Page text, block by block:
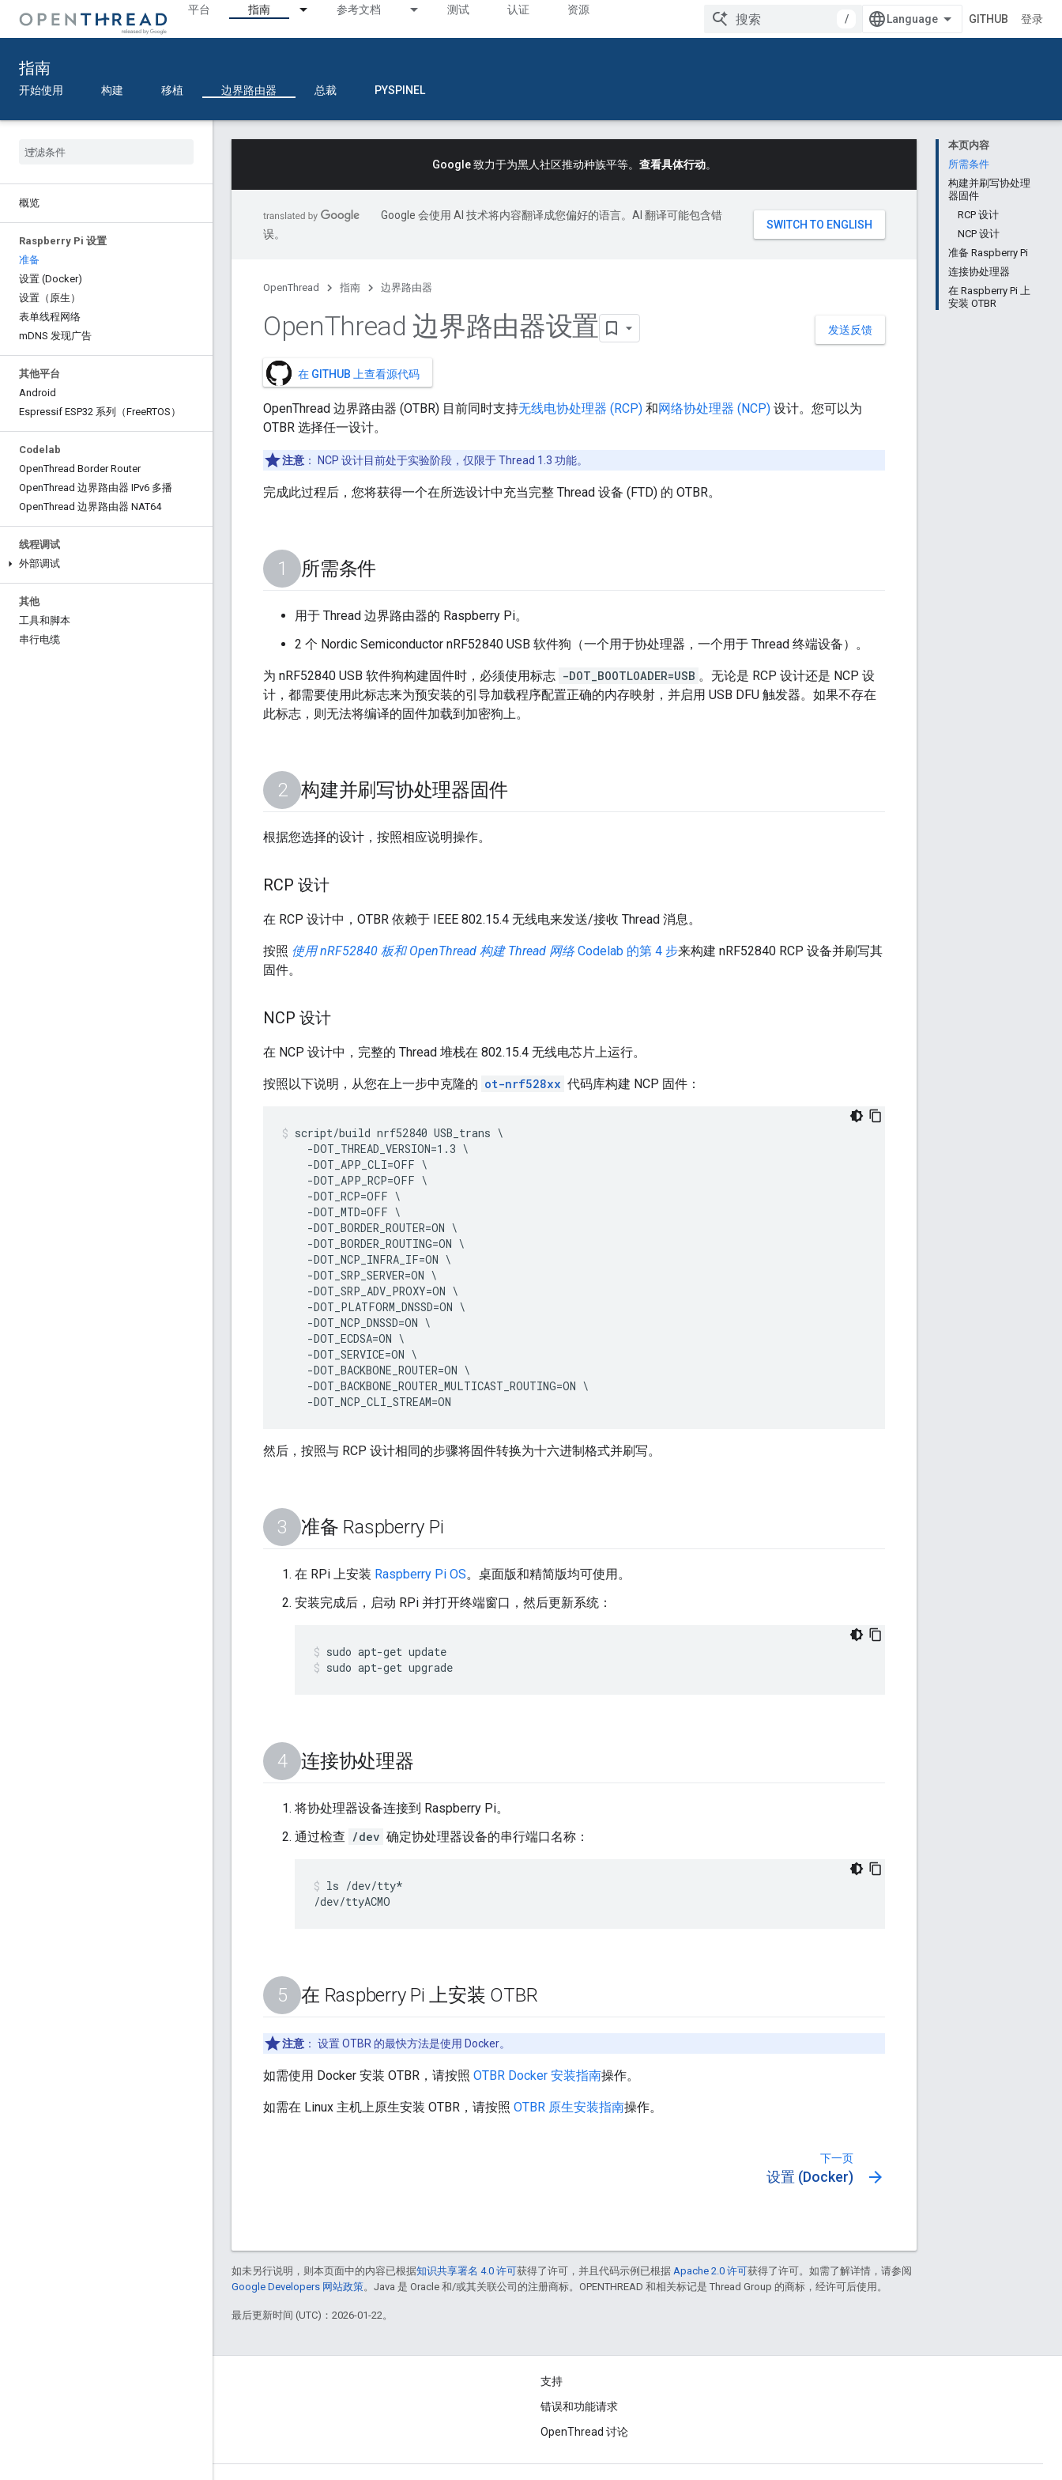
平台 指南 参考文档 测试 认证 资源
/ GITHUB 登录
指南
开始使用 构建 移植 边界路由器 总裁 PYSPINEL
概览
Raspberry Pi 设置
准备
设置 (Docker)
设置（原生）
表单线程网络
mDNS 发现广告
其他平台
Android
Espressif ESP32 系列（FreeRTOS）
Codelab
OpenThread Border Router
OpenThread 边界路由器 IPv6 多播
OpenThread 边界路由器 NAT64
线程调试
外部调试
其他
工具和脚本
串行电缆
本页内容
所需条件
构建并刷写协处理
器固件
RCP 设计
NCP 设计
准备 Raspberry Pi
连接协处理器
在 Raspberry Pi 上
安装 OTBR
Google 致力于为黑人社区推动种族平等。 查看具体行动。
Google 会使用 AI 技术将内容翻译成您偏好的语言。AI 翻译可能包含错
误。
OpenThread 指南 边界路由器
发送反馈
OpenThread 边界路由器设置
在 GITHUB 上查看源代码
OpenThread 边界路由器 (OTBR) 目前同时支持无线电协处理器 (RCP) 和网络协处理器 (NCP) 设计。您可以为
OTBR 选择任一设计。
注意 ： NCP 设计目前处于实验阶段，仅限于 Thread 1.3 功能。
完成此过程后，您将获得一个在所选设计中充当完整 Thread 设备 (FTD) 的 OTBR。
所需条件
用于 Thread 边界路由器的 Raspberry Pi。
2 个 Nordic Semiconductor nRF52840 USB 软件狗（一个用于协处理器，一个用于 Thread 终端设备）。
为 nRF52840 USB 软件狗构建固件时，必须使用标志 -DOT_BOOTLOADER=USB 。无论是 RCP 设计还是 NCP 设
计，都需要使用此标志来为预安装的引导加载程序配置正确的内存映射，并启用 USB DFU 触发器。如果不存在
此标志，则无法将编译的固件加载到加密狗上。
构建并刷写协处理器固件
根据您选择的设计，按照相应说明操作。
RCP 设计
在 RCP 设计中，OTBR 依赖于 IEEE 802.15.4 无线电来发送/接收 Thread 消息。
按照 使用 nRF52840 板和 OpenThread 构建 Thread 网络Codelab 的第 4 步来构建 nRF52840 RCP 设备并刷写其
固件。
NCP 设计
在 NCP 设计中，完整的 Thread 堆栈在 802.15.4 无线电芯片上运行。
按照以下说明，从您在上一步中克隆的 ot-nrf528xx 代码库构建 NCP 固件：
script/build nrf52840 USB_trans \
    -DOT_THREAD_VERSION=1.3 \
    -DOT_APP_CLI=OFF \
    -DOT_APP_RCP=OFF \
    -DOT_RCP=OFF \
    -DOT_MTD=OFF \
    -DOT_BORDER_ROUTER=ON \
    -DOT_BORDER_ROUTING=ON \
    -DOT_NCP_INFRA_IF=ON \
    -DOT_SRP_SERVER=ON \
    -DOT_SRP_ADV_PROXY=ON \
    -DOT_PLATFORM_DNSSD=ON \
    -DOT_NCP_DNSSD=ON \
    -DOT_ECDSA=ON \
    -DOT_SERVICE=ON \
    -DOT_BACKBONE_ROUTER=ON \
    -DOT_BACKBONE_ROUTER_MULTICAST_ROUTING=ON \
    -DOT_NCP_CLI_STREAM=ON
然后，按照与 RCP 设计相同的步骤将固件转换为十六进制格式并刷写。
准备 Raspberry Pi
在 RPi 上安装 Raspberry Pi OS。桌面版和精简版均可使用。
安装完成后，启动 RPi 并打开终端窗口，然后更新系统：
sudo apt-get update
sudo apt-get upgrade
连接协处理器
将协处理器设备连接到 Raspberry Pi。
通过检查 /dev 确定协处理器设备的串行端口名称：
ls /dev/tty*
在 Raspberry Pi 上安装 OTBR
注意 ： 设置 OTBR 的最快方法是使用 Docker。
如需使用 Docker 安装 OTBR，请按照 OTBR Docker 安装指南操作。
如需在 Linux 主机上原生安装 OTBR，请按照 OTBR 原生安装指南操作。
下一页
设置 (Docker) arrow_forward
如未另行说明，则本页面中的内容已根据知识共享署名 4.0 许可获得了许可，并且代码示例已根据 Apache 2.0 许可获得了许可。如需了解详情，请参阅
Google Developers 网站政策。Java 是 Oracle 和/或其关联公司的注册商标。OPENTHREAD 和相关标记是 Thread Group 的商标，经许可后使用。
最后更新时间 (UTC)：2026-01-22。
支持
错误和功能请求
OpenThread 讨论